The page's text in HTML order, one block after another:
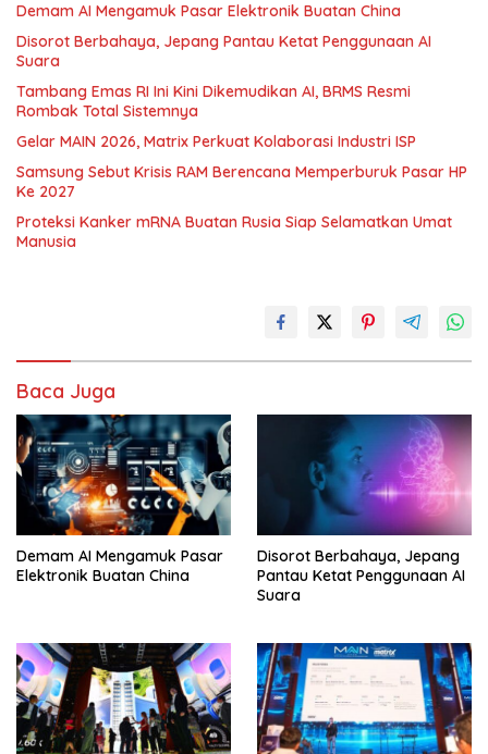
Demam AI Mengamuk Pasar Elektronik Buatan China
Disorot Berbahaya, Jepang Pantau Ketat Penggunaan AI
Suara
Tambang Emas RI Ini Kini Dikemudikan AI, BRMS Resmi
Rombak Total Sistemnya
Gelar MAIN 2026, Matrix Perkuat Kolaborasi Industri ISP
Samsung Sebut Krisis RAM Berencana Memperburuk Pasar HP
Ke 2027
Proteksi Kanker mRNA Buatan Rusia Siap Selamatkan Umat
Manusia
Baca Juga
Demam AI Mengamuk Pasar
Elektronik Buatan China
Disorot Berbahaya, Jepang
Pantau Ketat Penggunaan AI
Suara